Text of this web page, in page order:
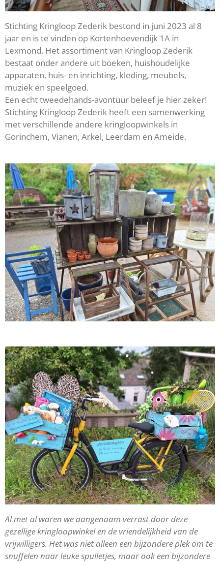
Stichting Kringloop Zederik bestond in juni 2023 al 8
jaar en is te vinden op Kortenhoevendijk 1A in
Lexmond. Het assortiment van Kringloop Zederik
bestaat onder andere uit boeken, huishoudelijke
apparaten, huis- en inrichting, kleding, meubels,
muziek en speelgoed.
Een echt tweedehands-avontuur beleef je hier zeker!
Stichting Kringloop Zederik heeft een samenwerking
met verschillende andere kringloopwinkels in
Gorinchem, Vianen, Arkel, Leerdam en Ameide.
Al met al waren we aangenaam verrast door deze
gezellige kringloopwinkel en de vriendelijkheid van de
vrijwilligers. Het was niet alleen een bijzondere plek om te
snuffelen naar leuke spulletjes, maar ook een bijzondere